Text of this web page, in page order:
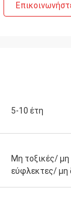
5-10 έτη
Μη τοξικές/ μη
εύφλεκτες/ μη